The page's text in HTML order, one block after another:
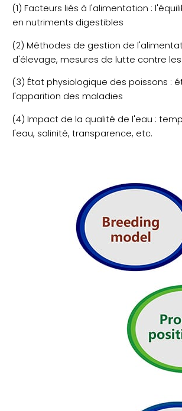
(1) Facteurs liés à l'alimentation :
en nutriments digestibles
(2) Méthodes de gestion de
d'élevage, mesures de lutte contre
(3) État physiologique des poissons :
l'apparition des maladies
(4) Impact de la qualité de l'eau :
l'eau, salinité, transparence, etc.